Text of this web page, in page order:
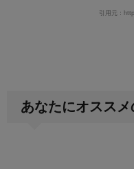
引用元：
あなたにオスス